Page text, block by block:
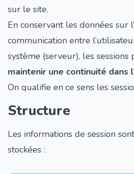
sur le site.
En conservant les données sur
communication entre
système (serveur), les
maintenir une continuité dans
On qualifie en ce sens les
Structure
Les informations de session
stockées :